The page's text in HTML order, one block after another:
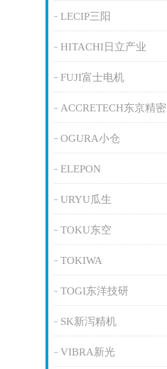
LECIP三阳
HITACHI日立产业
FUJI富士电机
ACCRETECH东京精密
OGURA小仓
ELEPON
URYU瓜生
TOKU东空
TOKIWA
TOGI东洋技研
SK新泻精机
VIBRA新光